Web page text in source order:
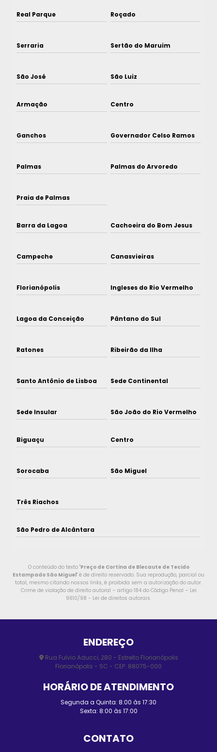
Real Parque Roçado
Serraria Sertão do Maruim
São José São Luiz
Armação Centro
Ganchos Governador Celso Ramos
Palmas Palmas do Arvoredo
Praia de Palmas
Barra da Lagoa Cachoeira do Bom Jesus
Campeche Canasvieiras
Florianópolis Ingleses do Rio Vermelho
Lagoa da Conceição Pântano do Sul
Ratones Ribeirão da Ilha
Santo Antônio de Lisboa Sede Continental
Sede Insular São João do Rio Vermelho
Biguaçu Centro
Sorocaba São Miguel
Três Riachos
São Pedro de Alcântara
O conteúdo do texto "Preço de Cortina de Blecaute de Tecido
Estampado São Miguel" é de direito reservado. Sua reprodução, parcial ou
total, mesmo citando nossos links, é proibida sem a autorização do autor.
Crime de violação de direito autoral – artigo 184 do Código Penal – Lei
9610/98 - Lei de direitos autorais.
ENDEREÇO
Rua Fulvio Aducci, 280 - Estreito Florianópolis
Florianópolis - SC - CEP: 88075-000
HORÁRIO DE ATENDIMENTO
Segunda a Quinta: 8:00 às 17:30
Sexta: 8:00 às 17:00
CONTATO